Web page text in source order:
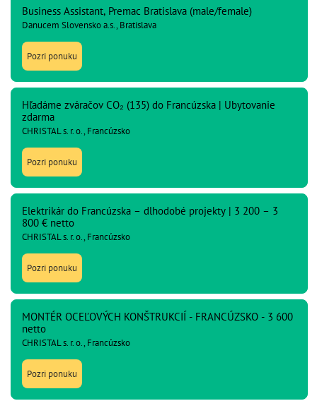
Business Assistant, Premac Bratislava (male/female)
Danucem Slovensko a.s., Bratislava
Pozri ponuku
Hľadáme zváračov CO₂ (135) do Francúzska | Ubytovanie
zdarma
CHRISTAL s. r. o., Francúzsko
Pozri ponuku
Elektrikár do Francúzska – dlhodobé projekty | 3 200 – 3
800 € netto
CHRISTAL s. r. o., Francúzsko
Pozri ponuku
MONTÉR OCEĽOVÝCH KONŠTRUKCIÍ - FRANCÚZSKO - 3 600
netto
CHRISTAL s. r. o., Francúzsko
Pozri ponuku